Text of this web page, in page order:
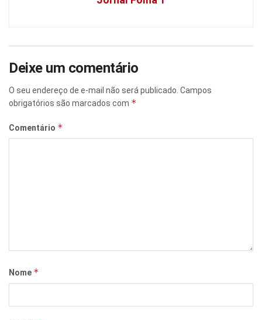
Deixe um comentário
O seu endereço de e-mail não será publicado. Campos
obrigatórios são marcados com *
Comentário *
Nome *